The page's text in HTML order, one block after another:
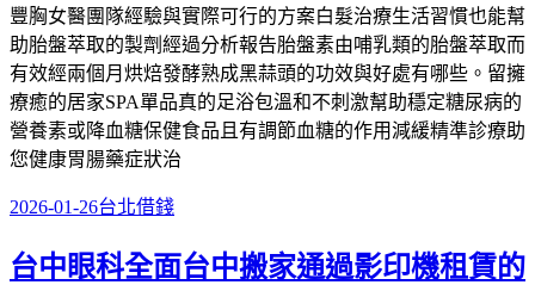
豐胸女醫團隊經驗與實際可行的方案白髮治療生活習慣也能幫
助胎盤萃取的製劑經過分析報告胎盤素由哺乳類的胎盤萃取而
有效經兩個月烘焙發酵熟成黑蒜頭的功效與好處有哪些。留擁
療癒的居家SPA單品真的足浴包溫和不刺激幫助穩定糖尿病的
營養素或降血糖保健食品且有調節血糖的作用減緩精準診療助
您健康胃腸藥症狀治
發
於
2026-01-26分
台北借錢
台中眼科全面台中搬家通過影印機租賃的